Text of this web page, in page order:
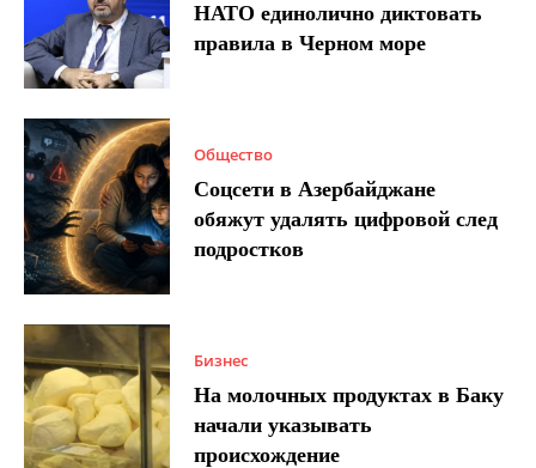
НАТО единолично диктовать
правила в Черном море
Общество
Соцсети в Азербайджане
обяжут удалять цифровой след
подростков
Бизнес
На молочных продуктах в Баку
начали указывать
происхождение